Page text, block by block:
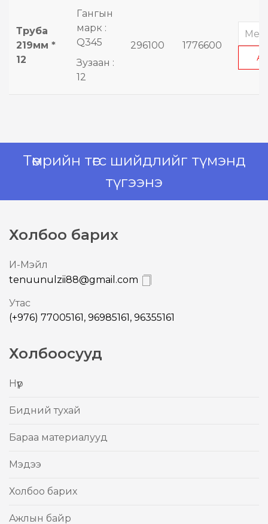
Труба
219мм *
12
Гангын
марк :
Q345
Зузаан :
12
296100 1776600
Төмрийн төгс шийдлийг түмэнд
түгээнэ
Холбоо барих
И-Mэйл
tenuunulzii88@gmail.com
Утас
(+976) 77005161, 96985161, 96355161
Холбоосууд
Нүүр
Бидний тухай
Бараа материалууд
Mэдээ
Холбоо барих
Ажлын байр